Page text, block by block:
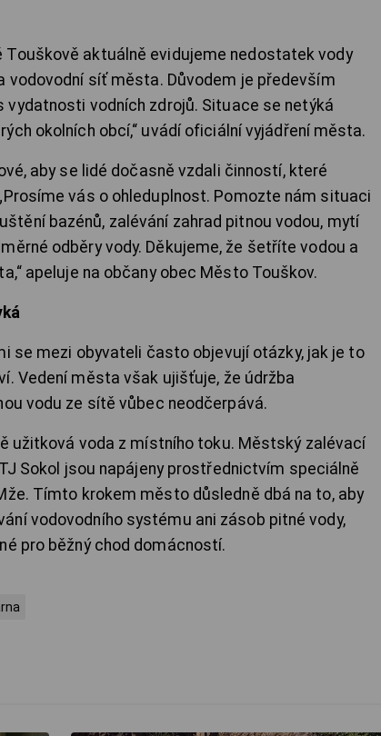
Touškově aktuálně evidujeme nedostatek vody
vodovodní síť města. Důvodem je především
vydatnosti vodních zdrojů. Situace se netýká
okolních obcí,“ uvádí oficiální vyjádření města.
aby se lidé dočasně vzdali činností, které
vás o ohleduplnost. Pomozte nám situaci
bazénů, zalévání zahrad pitnou vodou, mytí
odběry vody. Děkujeme, že šetříte vodou a
apeluje na občany obec Město Touškov.
se mezi obyvateli často objevují otázky, jak je to
Vedení města však ujišťuje, že údržba
vodu ze sítě vůbec neodčerpává.
užitková voda z místního toku. Městský zalévací
Sokol jsou napájeny prostřednictvím speciálně
Tímto krokem město důsledně dbá na to, aby
vodovodního systému ani zásob pitné vody,
pro běžný chod domácností.